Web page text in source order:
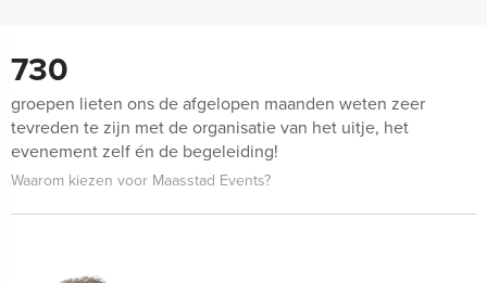
730
groepen lieten ons de afgelopen maanden weten zeer
tevreden te zijn met de organisatie van het uitje, het
evenement zelf én de begeleiding!
Waarom kiezen voor Maasstad Events?